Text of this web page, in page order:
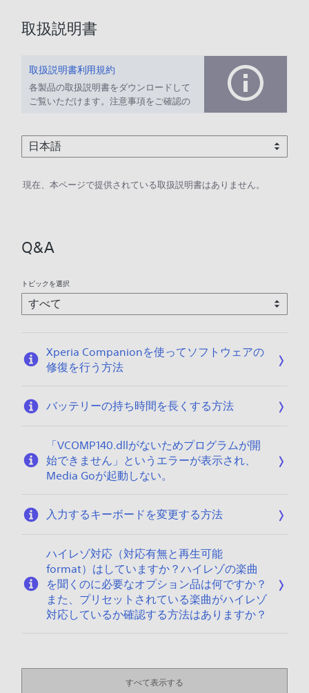
取扱説明書
取扱説明書利用規約
各製品の取扱説明書をダウンロードして
ご覧いただけます。注意事項をご確認の
現在、本ページで提供されている取扱説明書はありません。
Q&A
トピックを選択
Xperia Companionを使ってソフトウェアの
修復を行う方法
バッテリーの持ち時間を長くする方法
「VCOMP140.dllがないためプログラムが開
始できません」というエラーが表示され、
Media Goが起動しない。
入力するキーボードを変更する方法
ハイレゾ対応（対応有無と再生可能
format）はしていますか？ハイレゾの楽曲
を聞くのに必要なオプション品は何ですか？
また、プリセットされている楽曲がハイレゾ
対応しているか確認する方法はありますか？
すべて表示する